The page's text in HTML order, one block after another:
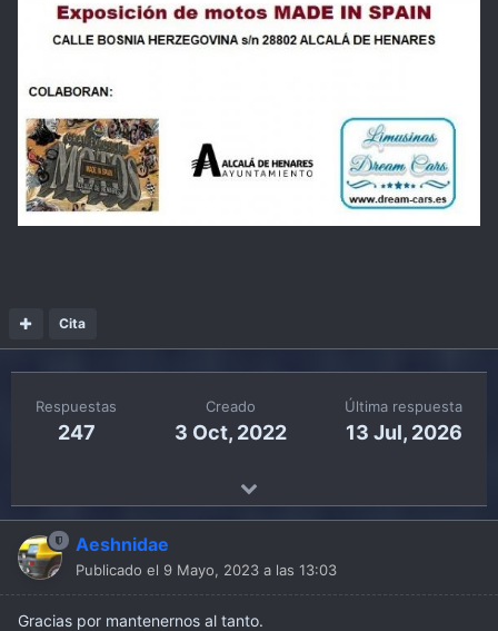
Cita
Respuestas
247
Creado
3 Oct, 2022
Última respuesta
13 Jul, 2026
Aeshnidae
Publicado el 9 Mayo, 2023 a las 13:03
Gracias por mantenernos al tanto.